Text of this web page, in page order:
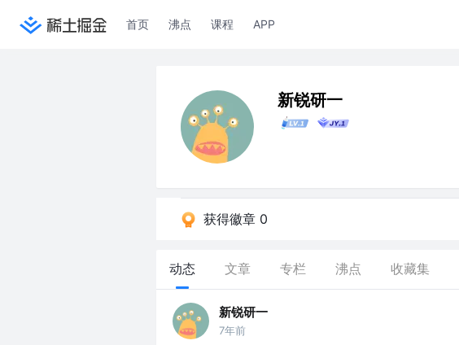
首页 沸点 课程 APP
新锐研一
获得徽章 0
动态 文章 专栏 沸点 收藏集
新锐研一
7年前